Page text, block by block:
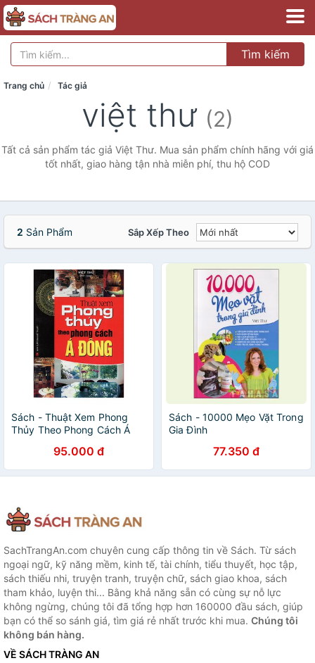
Tìm kiếm
Trang chủ Tác giả
việt thư (2)
Tất cả sản phẩm tác giả Việt Thư. Mua sản phẩm chính hãng với giá
tốt nhất, giao hàng tận nhà miễn phí, thu hộ COD
2 Sản Phẩm Sắp Xếp Theo
Sách - Thuật Xem Phong
Thủy Theo Phong Cách Á
95.000 đ
Sách - 10000 Mẹo Vặt Trong
Gia Đình
77.350 đ
SachTrangAn.com chuyên cung cấp thông tin về Sách. Từ sách
ngoại ngữ, kỹ năng mềm, kinh tế, tài chính, tiểu thuyết, học tập,
sách thiếu nhi, truyện tranh, truyện chữ, sách giao khoa, sách
tham khảo, luyện thi... Bằng khả năng sẵn có cùng sự nỗ lực
không ngừng, chúng tôi đã tổng hợp hơn 160000 đầu sách, giúp
bạn có thể so sánh giá, tìm giá rẻ nhất trước khi mua. Chúng tôi
không bán hàng.
VỀ SÁCH TRÀNG AN